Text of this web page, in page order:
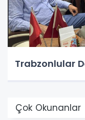
Trabzonlular
Çok Okunanlar